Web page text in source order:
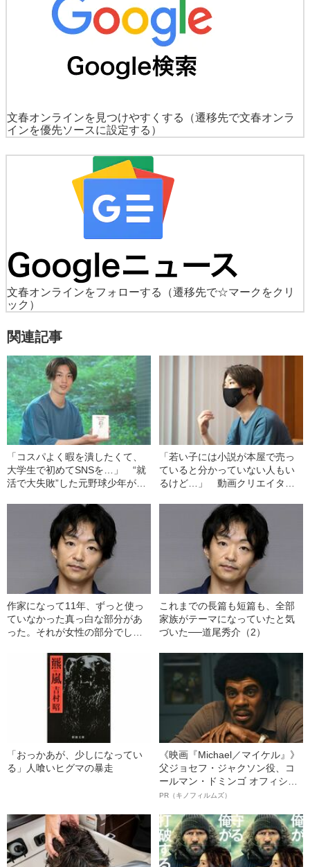
文春オンラインを見つけやすくする
（遷移先で文春オンラ
インを優先ソースに設定する）
文春オンラインをフォローする
（遷移先で☆マークをクリ
ック）
関連記事
「コスパよく暇を潰したくて、
大学生で初めてSNSを…」 “就
活で大失敗”した元野球少年が
になったワケ
「若い子には小説が本屋で売っ
ていると分かっていない人もい
るけど…」 動画クリエイター
ネス”にしない理由
作家になって11年、ずっと使っ
ていなかった真っ白な部分があ
った。それが女性の部分でした
これまでの長篇も短篇も、全部
家族がテーマになっていたと気
づいた──道尾秀介（2）
「おっかあが、少しになってい
る」人喰いヒグマの暴走
《映画『Michael／マイケル』》
父ジョセフ・ジャクソン役、コ
ールマン・ドミンゴ オフィシャ
ルインタビュー“観客を魅了した
語る”《日本興収70億円突破》
PR（キノフィルムズ）